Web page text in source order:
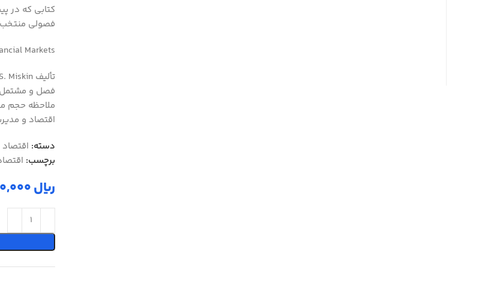
کتابي که در
فصولي منتخب
Markets
فصل و مشتمل
ملاحظه حجم
اقتصاد و
دسته: اقتصاد
برچسب:
ریال